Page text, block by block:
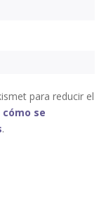
para reducir el
se
.